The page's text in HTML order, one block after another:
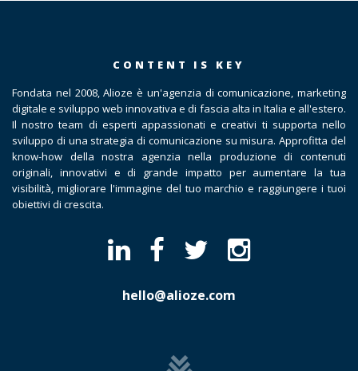
CONTENT IS KEY
Fondata nel 2008, Alioze è un'agenzia di comunicazione, marketing
digitale e sviluppo web innovativa e di fascia alta in Italia e all'estero.
Il nostro team di esperti appassionati e creativi ti supporta nello
sviluppo di una strategia di comunicazione su misura. Approfitta del
know-how della nostra agenzia nella produzione di contenuti
originali, innovativi e di grande impatto per aumentare la tua
visibilità, migliorare l'immagine del tuo marchio e raggiungere i tuoi
obiettivi di crescita.
hello@alioze.com